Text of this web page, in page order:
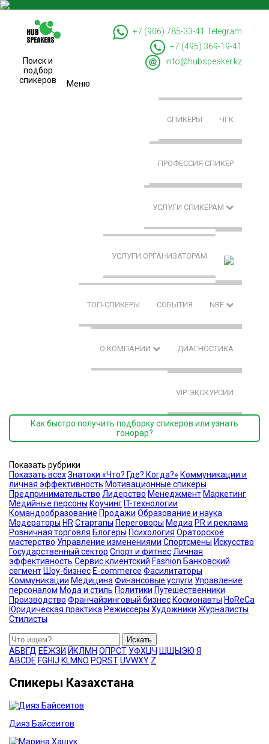
Поиск и
подбор
спикеров
+7 (906) 785-33-41 Telegram
+7 (495) 369-19-41
info@hubspeaker.kz
Меню
СПИКЕРЫ ЧГК
ПРОФЕССИЯ СПИКЕР
УСЛУГИ СПИКЕРАМ
УСЛУГИ ОРГАНИЗАТОРАМ
ТОП-СПИКЕРЫ СОБЫТИЯ NBF
О КОМПАНИИ ДИАГНОСТИКА
VIP-ЭКСКУРСИИ
Как быстро получить подборку спикеров или узнать
гонорар?
Показать рубрики
Показать всехЗнатоки «Что? Где? Когда?» Коммуникации и
личная эффективность Мотивационные спикеры
Предпринимательство Лидерство Менеджмент Маркетинг
Медийные персоны Коучинг IT-технологии
Командообразование Продажи Образование и наука
Модераторы HR Стартапы Переговоры Медиа PR и реклама
Розничная торговля Блогеры Психология Ораторское
мастерство Управление изменениями Спортсмены Искусство
Государственный сектор Спорт и фитнес Личная
эффективность Сервис клиентский Fashion Банковский
сегмент Шоу-бизнес E-commerce Фасилитаторы
Коммуникации Медицина Финансовые услуги Управление
персоналом Мода и стиль Политики Путешественники
Производство Франчайзинговый бизнес Космонавты HoReCa
Юридическая практика Режиссеры Художники Журналисты
Стилисты
Искать
АБВГД ЕЁЖЗИ Й КЛ М Н ОП РСТ УФХЦЧ Ш ЩЫ ЭЮ Я
ABCDE FGH J KLM NO PQRSTUVWXY Z
Спикеры Казахстана
Дияз Байсеитов